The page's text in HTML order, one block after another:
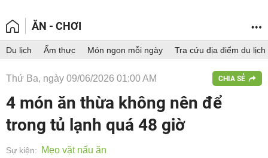
ĂN - CHƠI
Du lịch Ẩm thực Món ngon mỗi ngày Tra cứu địa điểm du lịch
Thứ Ba, ngày 09/06/2026 01:00 AM CHIA SẺ
4 món ăn thừa không nên để
trong tủ lạnh quá 48 giờ
Sự kiện: Mẹo vặt nấu ăn